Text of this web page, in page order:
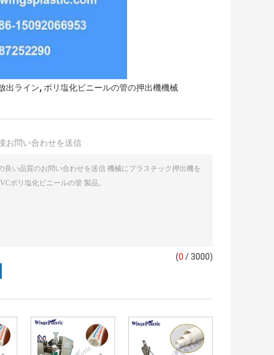
出ライン, ポリ塩化ビニールの管の押出機機械
お問い合わせを送信
(0 / 3000)